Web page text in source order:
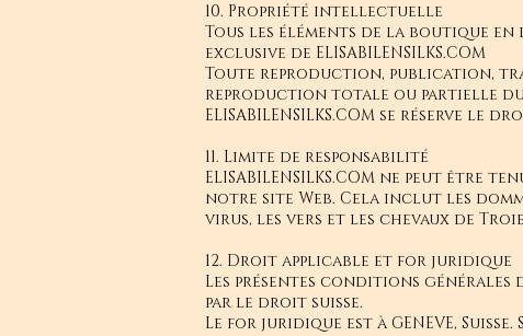
10. Propriété intellectuelle
Tous les éléments de la boutique en
exclusive de ELISABILENSILKS.COM
Toute reproduction, publication,
reproduction totale ou partielle
ELISABILENSILKS.COM se réserve
11. Limite de responsabilité
ELISABILENSILKS.COM ne peut
notre site Web. Cela inclut les
virus, les vers et les chevaux de
12. Droit applicable et for juridique
Les présentes conditions
par le droit suisse.
Le for juridique est à GENEVE,